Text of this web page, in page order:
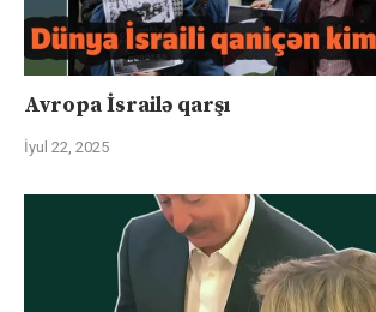
Avropa İsrailə qarşı
İyul 22, 2025